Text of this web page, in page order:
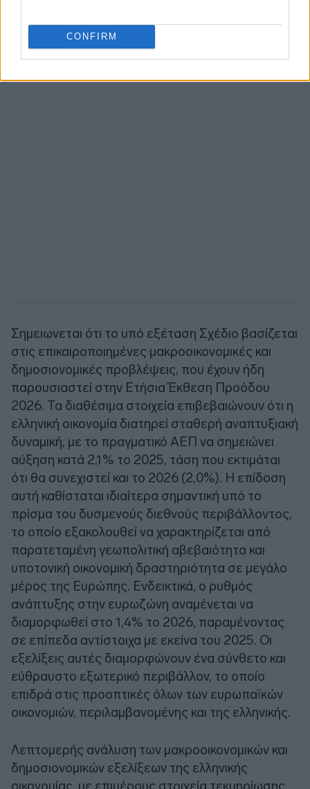
CONFIRM
Σημειωνεται ότι το υπό εξέταση Σχέδιο βασίζεται
στις επικαιροποιημένες μακροοικονομικές και
δημοσιονομικές προβλέψεις, που έχουν ήδη
παρουσιαστεί στην Ετήσια Έκθεση Προόδου
2026. Τα διαθέσιμα στοιχεία επιβεβαιώνουν ότι η
ελληνική οικονομία διατηρεί σταθερή αναπτυξιακή
δυναμική, με το πραγματικό ΑΕΠ να σημειώνει
αύξηση κατά 2,1% το 2025, τάση που εκτιμάται
ότι θα συνεχιστεί και το 2026 (2,0%). Η επίδοση
αυτή καθίσταται ιδιαίτερα σημαντική υπό το
πρίσμα του δυσμενούς διεθνούς περιβάλλοντος,
το οποίο εξακολουθεί να χαρακτηρίζεται από
παρατεταμένη γεωπολιτική αβεβαιότητα και
υποτονική οικονομική δραστηριότητα σε μεγάλο
μέρος της Ευρώπης. Ενδεικτικά, ο ρυθμός
ανάπτυξης στην ευρωζώνη αναμένεται να
διαμορφωθεί στο 1,4% το 2026, παραμένοντας
σε επίπεδα αντίστοιχα με εκείνα του 2025. Οι
εξελίξεις αυτές διαμορφώνουν ένα σύνθετο και
εύθραυστο εξωτερικό περιβάλλον, το οποίο
επιδρά στις προοπτικές όλων των ευρωπαϊκών
οικονομιών, περιλαμβανομένης και της ελληνικής.
Λεπτομερής ανάλυση των μακροοικονομικών και
δημοσιονομικών εξελίξεων της ελληνικής
οικονομίας, με επιμέρους στοιχεία τεκμηρίωσης